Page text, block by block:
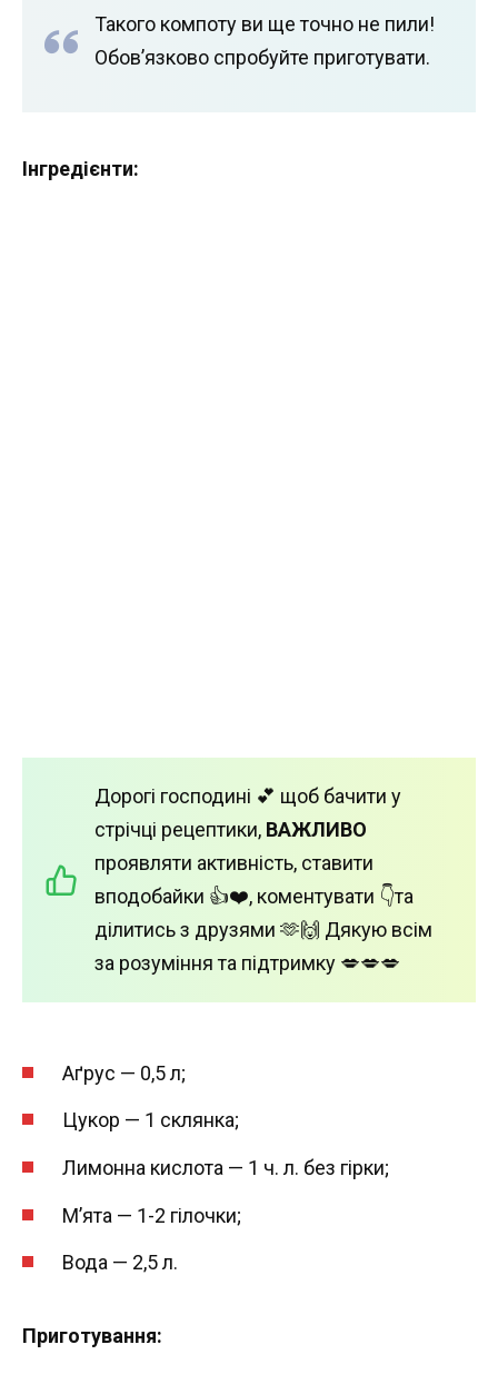
Такого компоту ви ще точно не пили!
Обов’язково спробуйте приготувати.
Інгредієнти:
Дорогі господині 💕 щоб бачити у
стрічці рецептики, ВАЖЛИВО
проявляти активність, ставити
вподобайки 👍❤️, коментувати 👇та
ділитись з друзями 🫶🙌 Дякую всім
за розуміння та підтримку 💋💋💋
Аґрус — 0,5 л;
Цукор — 1 склянка;
Лимонна кислота — 1 ч. л. без гірки;
М’ята — 1-2 гілочки;
Вода — 2,5 л.
Приготування: